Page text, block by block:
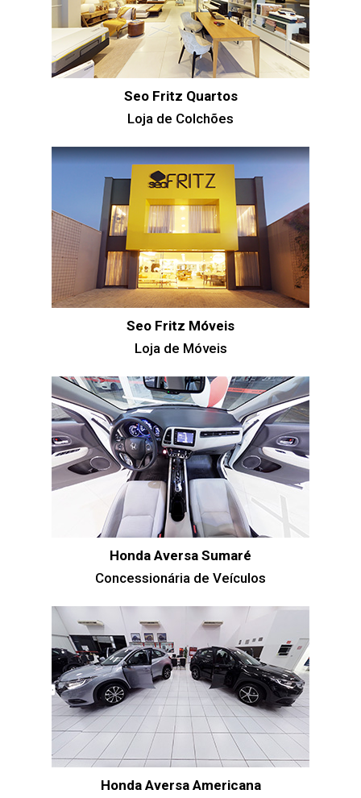
Seo Fritz Quartos
Loja de Colchões
Seo Fritz Móveis
Loja de Móveis
Honda Aversa Sumaré
Concessionária de Veículos
Honda Aversa Americana